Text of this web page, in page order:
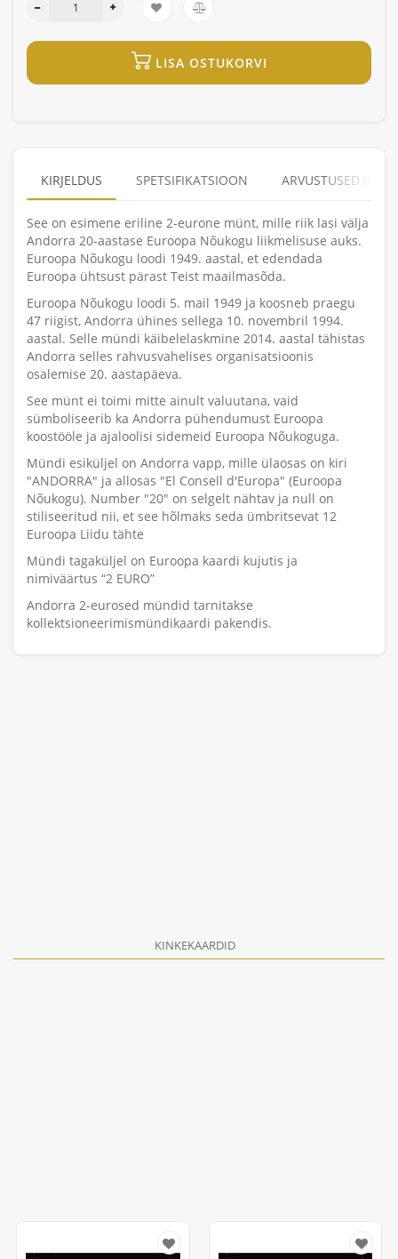
LISA OSTUKORVI
KIRJELDUS SPETSIFIKATSIOON ARVUSTUSED (0)
See on esimene eriline 2-eurone münt, mille riik lasi välja
Andorra 20-aastase Euroopa Nõukogu liikmelisuse auks.
Euroopa Nõukogu loodi 1949. aastal, et edendada
Euroopa ühtsust pärast Teist maailmasõda.
Euroopa Nõukogu loodi 5. mail 1949 ja koosneb praegu
47 riigist, Andorra ühines sellega 10. novembril 1994.
aastal. Selle mündi käibelelaskmine 2014. aastal tähistas
Andorra selles rahvusvahelises organisatsioonis
osalemise 20. aastapäeva.
See münt ei toimi mitte ainult valuutana, vaid
sümboliseerib ka Andorra pühendumust Euroopa
koostööle ja ajaloolisi sidemeid Euroopa Nõukoguga.
Mündi esiküljel on Andorra vapp, mille ülaosas on kiri
"ANDORRA" ja allosas "El Consell d'Europa" (Euroopa
Nõukogu). Number "20" on selgelt nähtav ja null on
stiliseeritud nii, et see hõlmaks seda ümbritsevat 12
Euroopa Liidu tähte
Mündi tagaküljel on Euroopa kaardi kujutis ja
nimiväärtus “2 EURO”
Andorra 2-eurosed mündid tarnitakse
kollektsioneerimismündikaardi pakendis.
KINKEKAARDID